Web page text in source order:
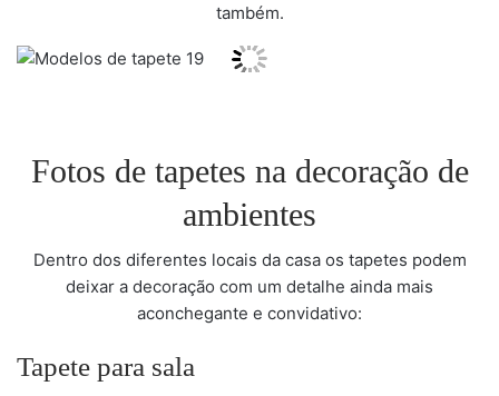
também.
Fotos de tapetes na decoração de
ambientes
Dentro dos diferentes locais da casa os tapetes podem
deixar a decoração com um detalhe ainda mais
aconchegante e convidativo:
Tapete para sala